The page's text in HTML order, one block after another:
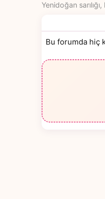
Yenidoğan
Bu forumda hiç